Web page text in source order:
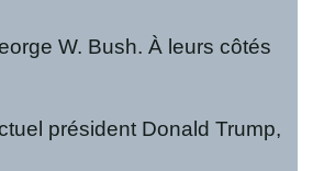
W. Bush. À leurs côtés
président Donald Trump,